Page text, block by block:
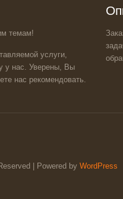
темам!
услуги,
у нас. Уверены, Вы
нас рекомендовать.
| Powered by WordPress